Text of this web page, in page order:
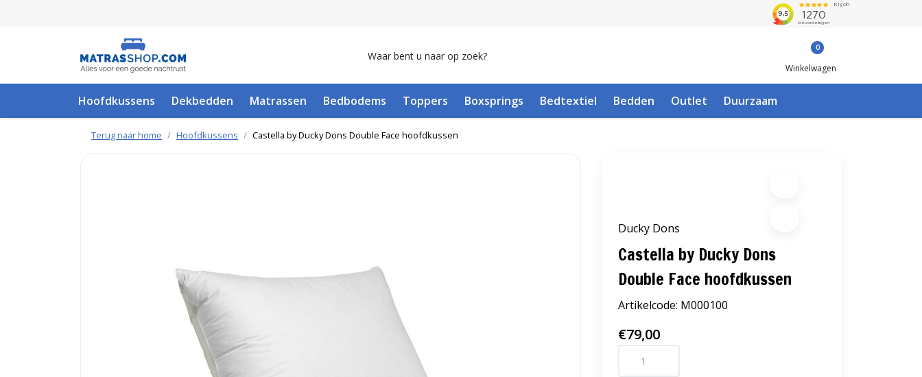
0
Winkelwagen
Hoofdkussens Dekbedden Matrassen Bedbodems Toppers Boxsprings Bedtextiel Bedden Outlet Duurzaam
Terug naar home Hoofdkussens Castella by Ducky Dons Double Face hoofdkussen
Ducky Dons
Castella by Ducky Dons
Double Face hoofdkussen
Artikelcode: M000100
€79,00